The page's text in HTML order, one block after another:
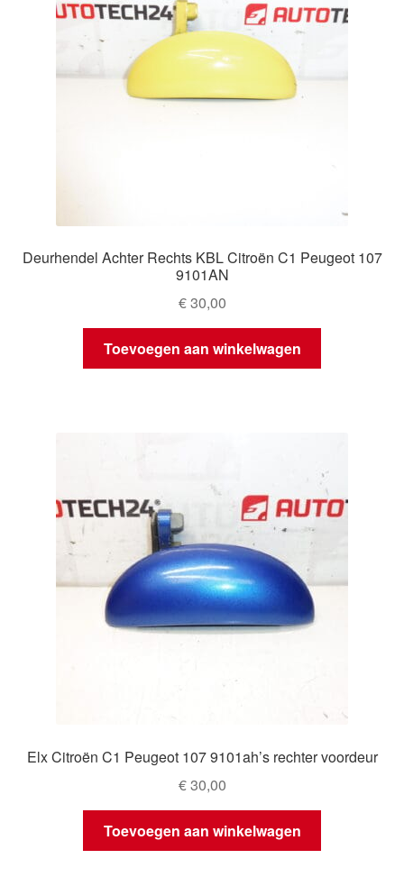
Deurhendel Achter Rechts KBL Citroën C1 Peugeot 107
9101AN
€30,00
Toevoegen aan winkelwagen
Elx Citroën C1 Peugeot 107 9101ah’s rechter voordeur
€30,00
Toevoegen aan winkelwagen